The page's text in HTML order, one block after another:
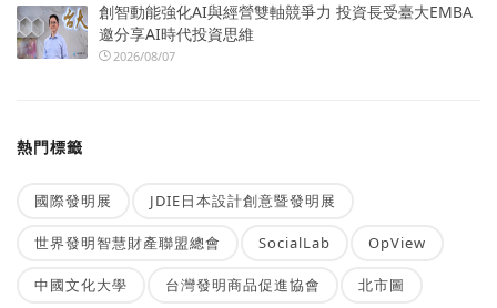
創智動能強化AI與經營雙軸競爭力 投資長受臺大EMBA
邀分享AI時代投資思維
2026/08/07
熱門標籤
國際發明展 JDIE日本設計創意暨發明展
世界發明智慧財產聯盟總會 SocialLab OpView
中國文化大學 台灣發明商品促進協會 北市圖